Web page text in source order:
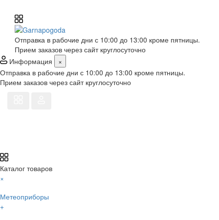
Отправка в рабочие дни с 10:00 до 13:00 кроме пятницы.
Прием заказов через сайт круглосуточно
Информация
×
Отправка в рабочие дни с 10:00 до 13:00 кроме пятницы.
Прием заказов через сайт круглосуточно
Каталог товаров
×
Метеоприборы
+